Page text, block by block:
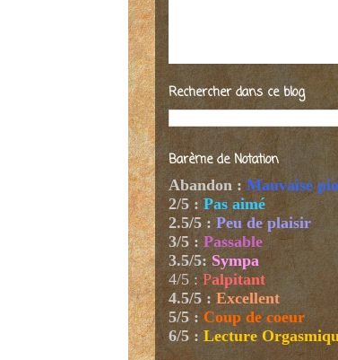
Rechercher dans ce blog
Barème de Notation
Abandon : Mauvaise
2/5 : Pas aimé
2.5/5 : Peu de plaisir
3/5 : Passable
3.5/5: Sympa
4/5 : Palpitant
4.5/5 : Excellent
5/5 : Coup de coeur
6/5: Lecture